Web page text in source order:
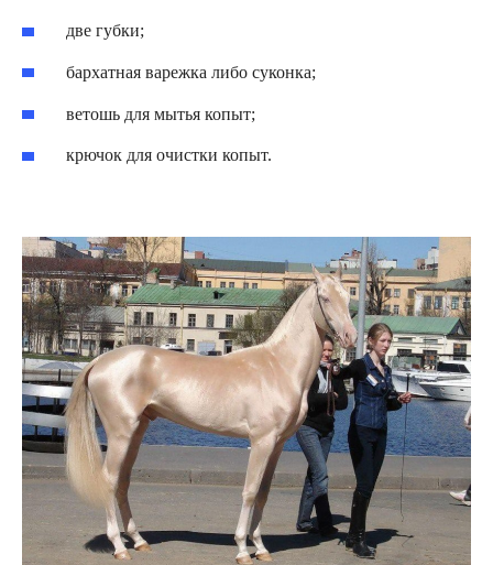
две губки;
бархатная варежка либо суконка;
ветошь для мытья копыт;
крючок для очистки копыт.